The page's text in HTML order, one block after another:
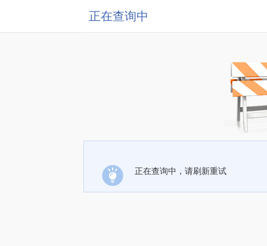
正在查询中
正在查询中，请刷新重试